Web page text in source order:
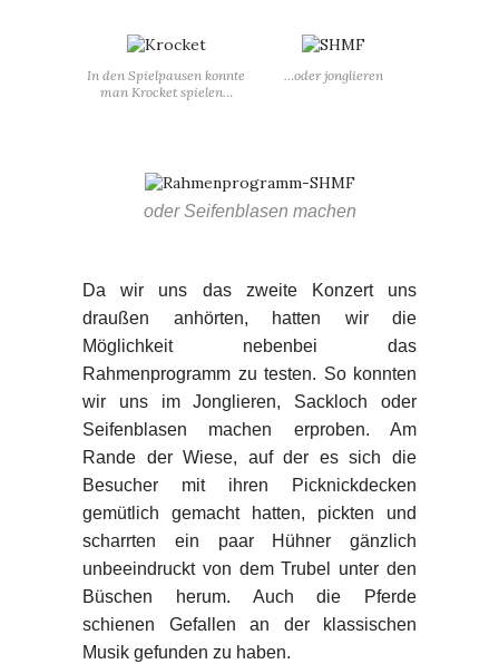
In den Spielpausen konnte
man Krocket spielen…
…oder jonglieren
oder Seifenblasen machen
Da wir uns das zweite Konzert uns
draußen anhörten, hatten wir die
Möglichkeit nebenbei das
Rahmenprogramm zu testen. So konnten
wir uns im Jonglieren, Sackloch oder
Seifenblasen machen erproben. Am
Rande der Wiese, auf der es sich die
Besucher mit ihren Picknickdecken
gemütlich gemacht hatten, pickten und
scharrten ein paar Hühner gänzlich
unbeeindruckt von dem Trubel unter den
Büschen herum. Auch die Pferde
schienen Gefallen an der klassischen
Musik gefunden zu haben.